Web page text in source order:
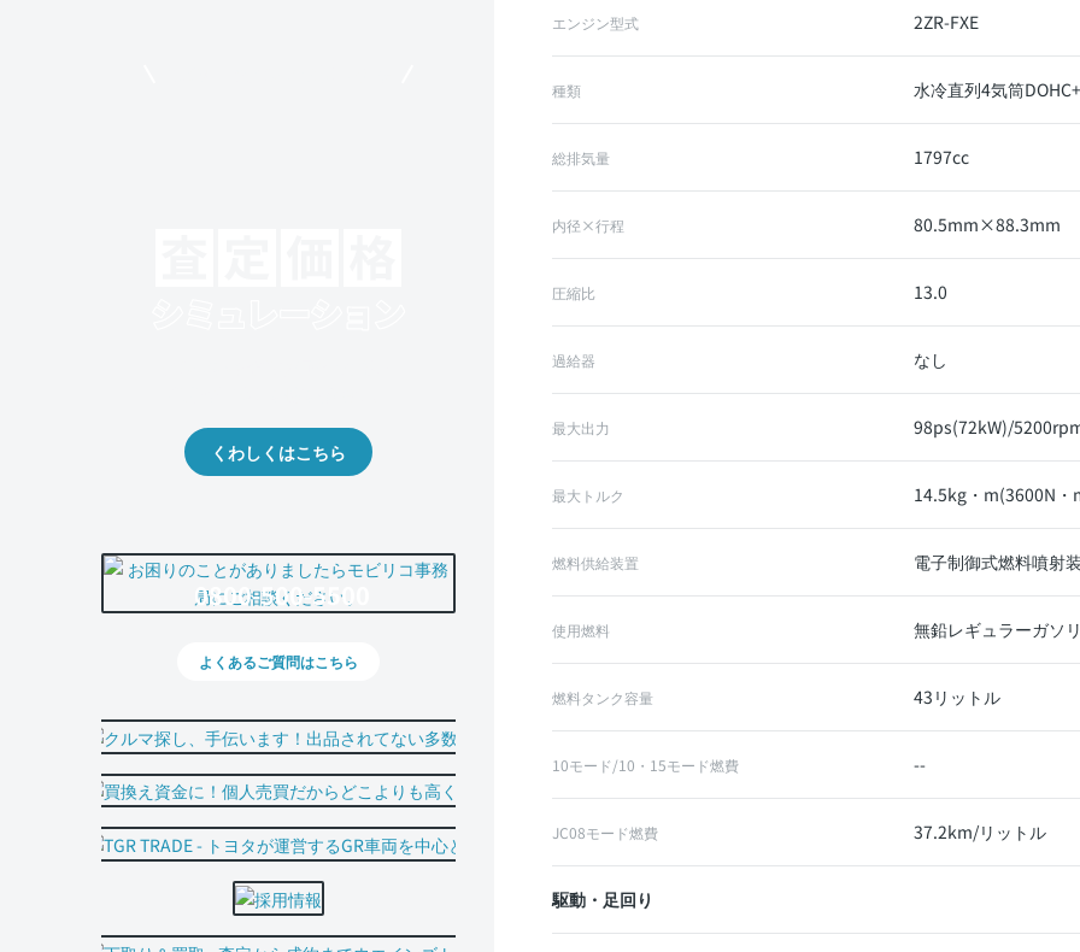
エンジン型式 2ZR-FXE
種類 水冷直列4気筒
総排気量 1797cc
内径×行程 80.5mm×88.3mm
圧縮比 13.0
過給器 なし
最大出力 98ps(72kW)/
最大トルク 14.5kg・m(3600N
燃料供給装置 電子制御式燃料噴射
使用燃料 無鉛レギュラーガソ
燃料タンク容量 43リットル
10モード/10・15モード燃費 --
JC08モード燃費 37.2km/リットル
駆動・足回り
くわしくはこちら
0800-500-5500
よくあるご質問はこちら